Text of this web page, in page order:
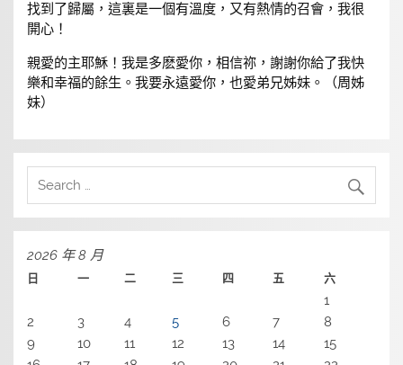
找到了歸屬，這裏是一個有溫度，又有熱情的召會，我很
開心！
親愛的主耶穌！我是多麽愛你，相信祢，謝謝你給了我快
樂和幸福的餘生。我要永遠愛你，也愛弟兄姊妹。（周姊
妹）
2026 年 8 月
日 一 二 三 四 五 六
1
2
3 4 5 6 7
8
9
10 11 12 13 14
15